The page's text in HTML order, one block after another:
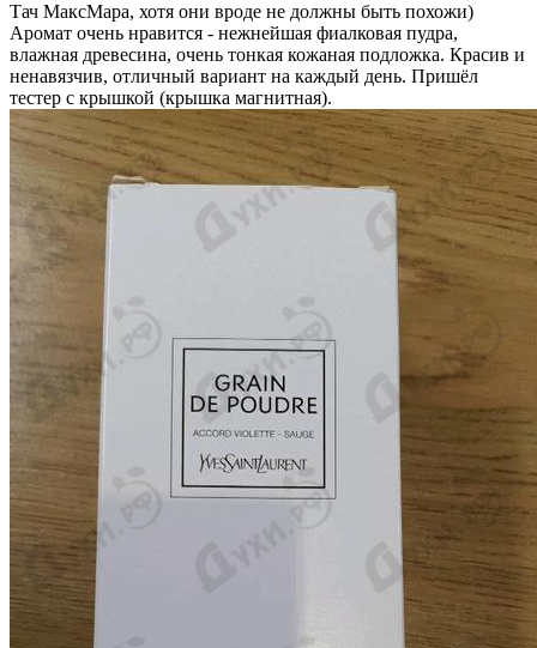
Тач МаксМара, хотя они вроде не должны быть похожи)
Аромат очень нравится - нежнейшая фиалковая пудра,
влажная древесина, очень тонкая кожаная подложка. Красив и
ненавязчив, отличный вариант на каждый день. Пришёл
тестер с крышкой (крышка магнитная).